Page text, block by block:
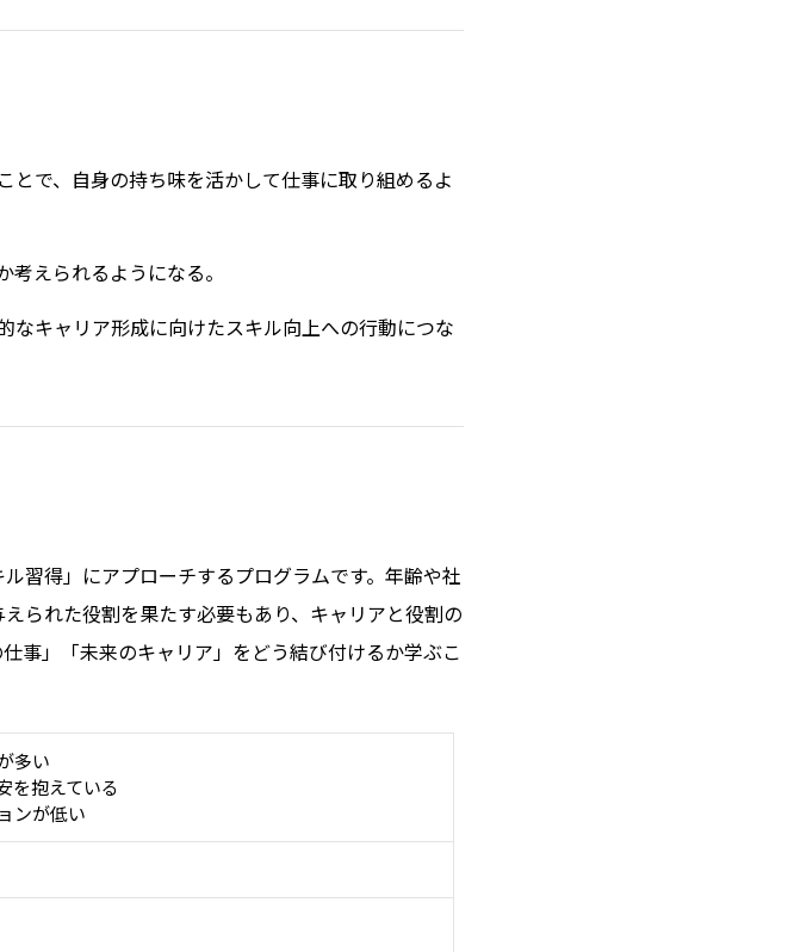
で、 自身の持ち味を活かして仕事に取り組めるよ
えられるようになる。
なキャリア形成に向けたスキル向上への行動につな
習得」にアプローチするプログラムです。年齢や社
られた役割を果たす必要もあり、キャリアと役割の
事」「未来のキャリア」をどう結び付けるか学ぶこ
多い
を抱えている
ンが低い